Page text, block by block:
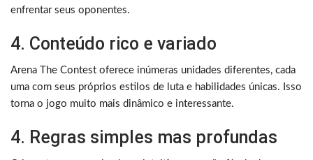
enfrentar seus oponentes.
4. Conteúdo rico e variado
Arena The Contest oferece inúmeras unidades diferentes, cada
uma com seus próprios estilos de luta e habilidades únicas. Isso
torna o jogo muito mais dinâmico e interessante.
4. Regras simples mas profundas